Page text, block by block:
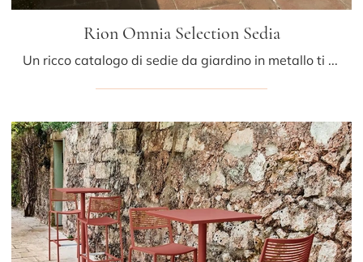
Rion Omnia Selection Sedia
Un ricco catalogo di sedie da giardino in metallo ti aspetta in negozio: clicca e scopri il modello Rion Omnia Selection Sedia di Fast.